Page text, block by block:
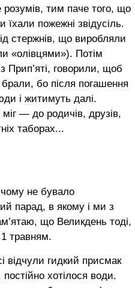
розумів, тим паче того, що
їхали пожежні звідусіль.
стержнів, що виробляли
«олівцями»). Потім
Прип’яті, говорили, щоб
брали, бо після погашення
і житимуть далі.
— до родичів, друзів,
таборах...
не бувало
парад, в якому і ми з
що Великдень тоді,
1 травням.
відчули гидкий присмак
хотілося води.